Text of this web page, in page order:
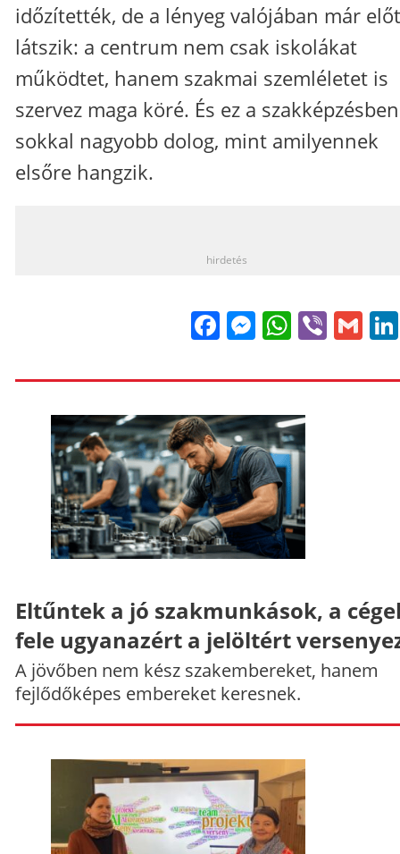
időzítették, de a lényeg valójában már
látszik: a centrum nem csak iskolákat
működtet, hanem szakmai szemléletet is
szervez maga köré. És ez a szakképzésben
sokkal nagyobb dolog, mint amilyennek
elsőre hangzik.
hirdetés
FacebookViber
Eltűntek a jó szakmunkások, a
fele ugyanazért a jelöltért
A jövőben nem kész szakembereket, hanem
fejlődőképes embereket keresnek.